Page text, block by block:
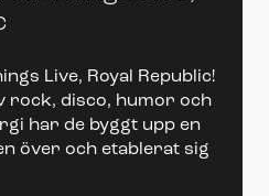
Live, Royal Republic!
rock, disco, humor och
har de byggt upp en
över och etablerat sig